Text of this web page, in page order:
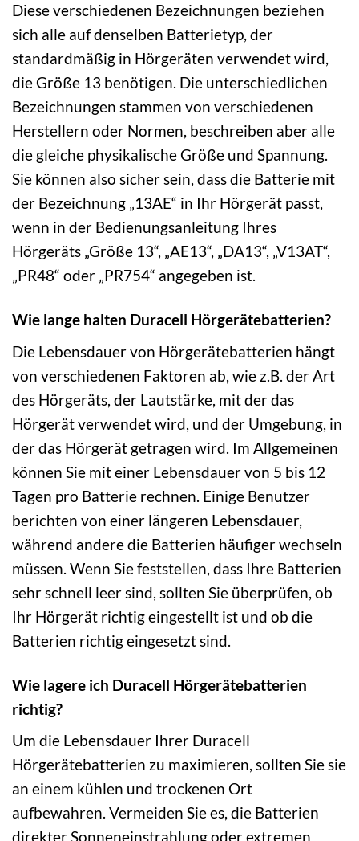
Diese verschiedenen Bezeichnungen beziehen
sich alle auf denselben Batterietyp, der
standardmäßig in Hörgeräten verwendet wird,
die Größe 13 benötigen. Die unterschiedlichen
Bezeichnungen stammen von verschiedenen
Herstellern oder Normen, beschreiben aber alle
die gleiche physikalische Größe und Spannung.
Sie können also sicher sein, dass die Batterie mit
der Bezeichnung „13AE“ in Ihr Hörgerät passt,
wenn in der Bedienungsanleitung Ihres
Hörgeräts „Größe 13“, „AE13“, „DA13“, „V13AT“,
„PR48“ oder „PR754“ angegeben ist.
Wie lange halten Duracell Hörgerätebatterien?
Die Lebensdauer von Hörgerätebatterien hängt
von verschiedenen Faktoren ab, wie z.B. der Art
des Hörgeräts, der Lautstärke, mit der das
Hörgerät verwendet wird, und der Umgebung, in
der das Hörgerät getragen wird. Im Allgemeinen
können Sie mit einer Lebensdauer von 5 bis 12
Tagen pro Batterie rechnen. Einige Benutzer
berichten von einer längeren Lebensdauer,
während andere die Batterien häufiger wechseln
müssen. Wenn Sie feststellen, dass Ihre Batterien
sehr schnell leer sind, sollten Sie überprüfen, ob
Ihr Hörgerät richtig eingestellt ist und ob die
Batterien richtig eingesetzt sind.
Wie lagere ich Duracell Hörgerätebatterien
richtig?
Um die Lebensdauer Ihrer Duracell
Hörgerätebatterien zu maximieren, sollten Sie sie
an einem kühlen und trockenen Ort
aufbewahren. Vermeiden Sie es, die Batterien
direkter Sonneneinstrahlung oder extremen